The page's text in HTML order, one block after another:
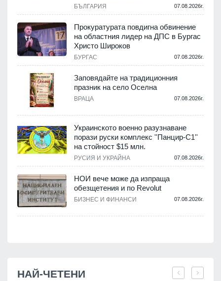
БЪЛГАРИЯ 07.08.2026г.
Прокуратурата повдигна обвинение
на областния лидер на ДПС в Бургас
Христо Широков
БУРГАС 07.08.2026г.
Заповядайте на традиционния
празник на село Оселна
ВРАЦА 07.08.2026г.
Украинското военно разузнаване
порази руски комплекс ''Панцир-С1''
на стойност $15 млн.
РУСИЯ И УКРАЙНА 07.08.2026г.
НОИ вече може да изпраща
обезщетения и по Revolut
БИЗНЕС И ФИНАНСИ 07.08.2026г.
НАЙ-ЧЕТЕНИ